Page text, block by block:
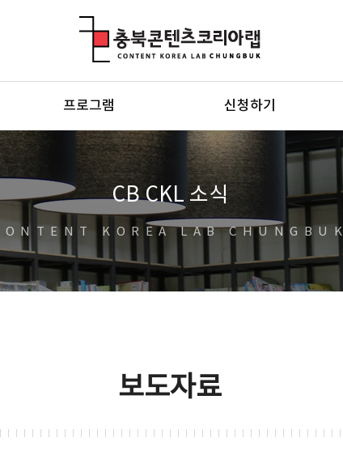
프로그램 신청하기
CB CKL 소식
KOREA LAB CHUNGBUK
보도자료